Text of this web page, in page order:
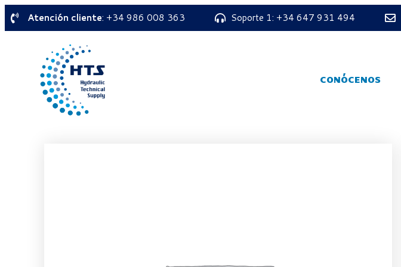
Atención cliente: +34 986 008 363 Soporte 1: +34 647 931 494
CONÓCENOS